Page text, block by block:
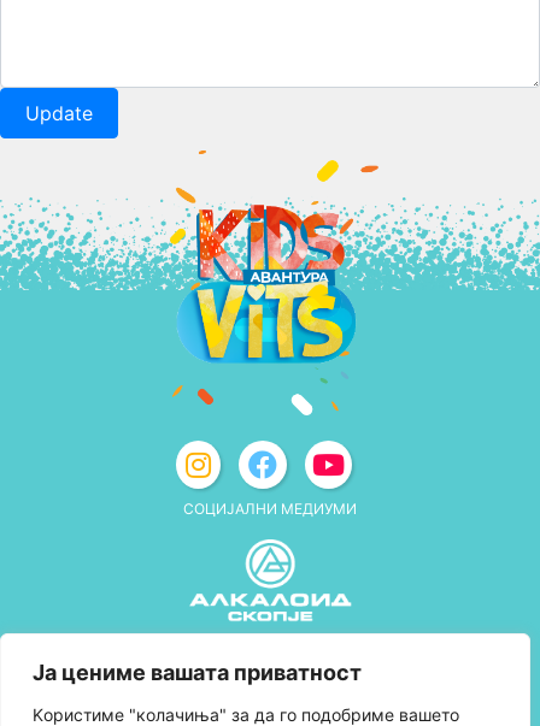
Ја цениме вашата приватност
Kористиме "колачиња" за да го подобриме вашето
СОЦИЈАЛНИ МЕДИУМИ
Правила и услови за користење